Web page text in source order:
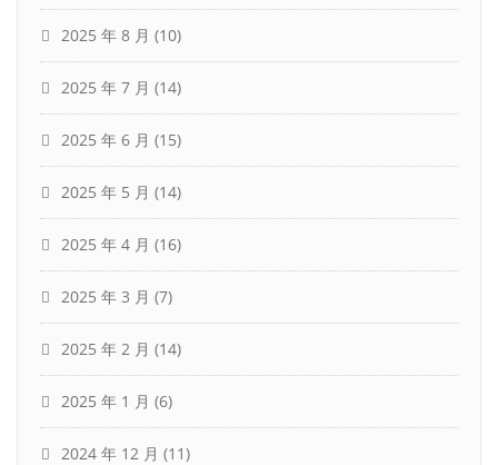
2025 年 8 月 (10)
2025 年 7 月 (14)
2025 年 6 月 (15)
2025 年 5 月 (14)
2025 年 4 月 (16)
2025 年 3 月 (7)
2025 年 2 月 (14)
2025 年 1 月 (6)
2024 年 12 月 (11)